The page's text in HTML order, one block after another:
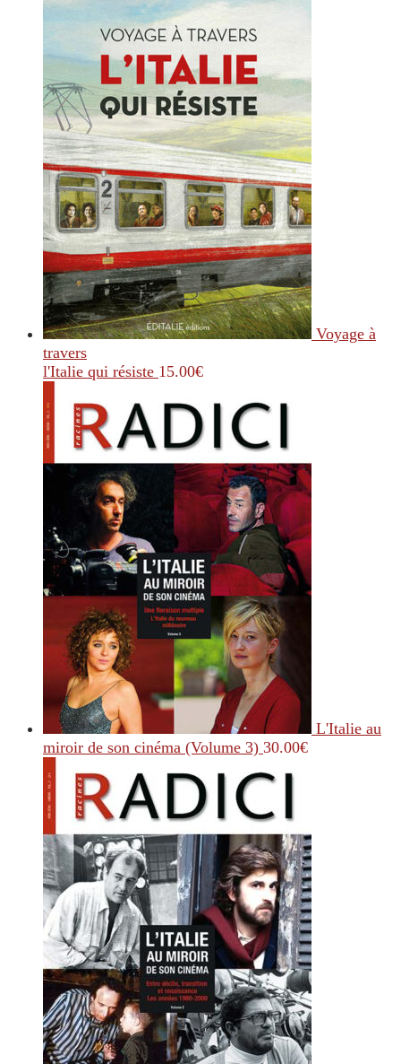
Voyage à
travers
l'Italie qui résiste 15.00€
L'Italie au
miroir de son cinéma (Volume 3) 30.00€